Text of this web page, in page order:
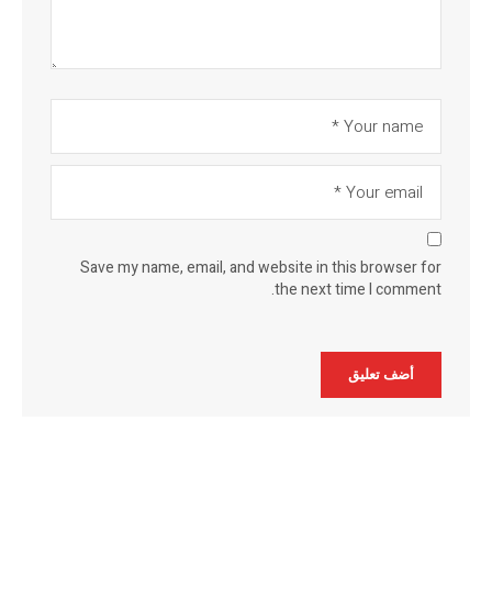
Save my name, email, and website in this browser for
the next time I comment.